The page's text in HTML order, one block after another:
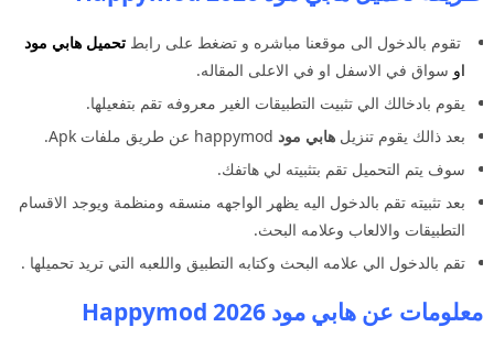
تقوم بالدخول الى موقعنا مباشره و تضغط على رابط تحميل هابي مود
او سواق في الاسفل او في الاعلى المقاله.
يقوم بادخالك الي تثبيت التطبيقات الغير معروفه تقم بتفعيلها.
بعد ذالك يقوم تنزيل هابي مود happymod عن طريق ملفات Apk.
سوف يتم التحميل تقم بتثبيته لي هاتفك.
بعد تثبيته تقم بالدخول اليه يظهر الواجهه منسقه ومنظمة ويوجد الاقسام
التطبيقات والالعاب وعلامه البحث.
تقم بالدخول الي علامه البحث وكتابه التطبيق واللعبه التي تريد تحميلها .
معلومات عن هابي مود 2026 Happymod